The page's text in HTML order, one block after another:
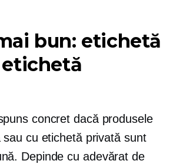
bun: etichetă
etichetă
concret dacă produsele
cu etichetă privată sunt
Depinde cu adevărat de